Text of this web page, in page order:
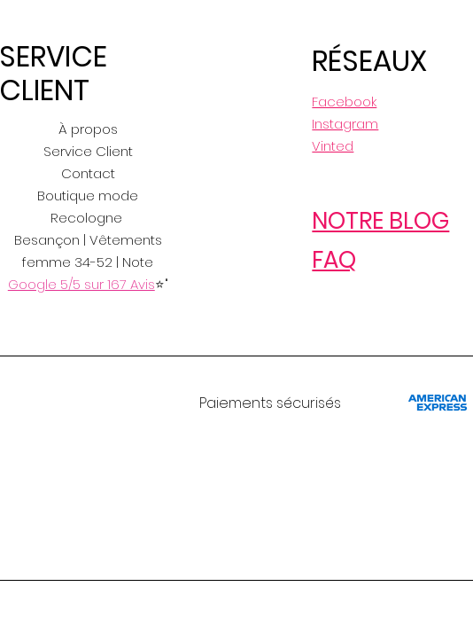
SERVICE
CLIENT
À propos
Service Client
Contact
Boutique mode
Recologne
Besançon | Vêtements
femme 34-52 | Note
Google 5/5 sur 167 Avis⭐"
RÉSEAUX
Facebook
Instagram
Vinted
NOTRE BLOG
FAQ
Paiements sécurisés